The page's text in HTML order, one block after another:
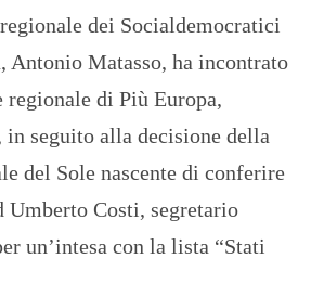
dei Socialdemocratici
Antonio Matasso, ha incontrato
regionale di Più Europa,
in seguito alla decisione della
del Sole nascente di conferire
Umberto Costi, segretario
un’intesa con la lista “Stati